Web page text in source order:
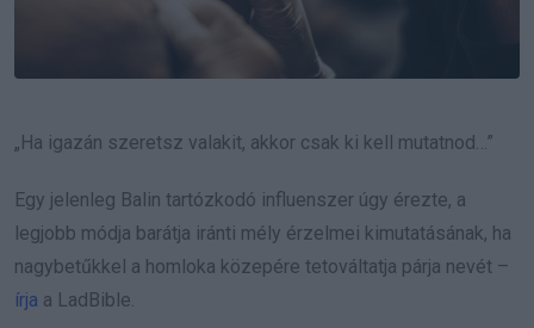
„Ha igazán szeretsz valakit, akkor csak ki kell mutatnod…”
Egy jelenleg Balin tartózkodó influenszer úgy érezte, a
legjobb módja barátja iránti mély érzelmei kimutatásának, ha
nagybetűkkel a homloka közepére tetováltatja párja nevét –
írja a LadBible.